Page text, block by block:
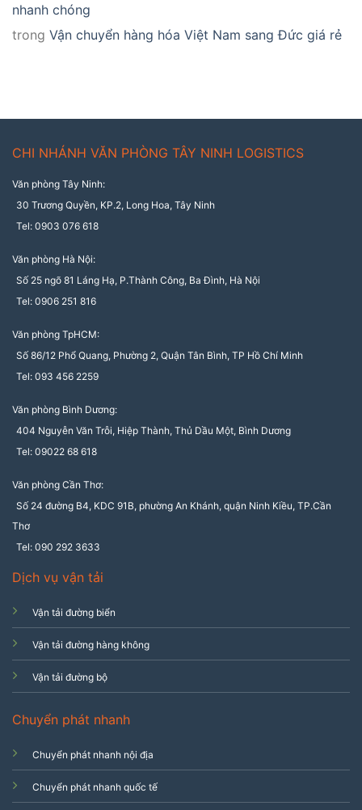
nhanh chóng
trong Vận chuyển hàng hóa Việt Nam sang Đức giá rẻ
CHI NHÁNH VĂN PHÒNG TÂY NINH LOGISTICS
Văn phòng Tây Ninh:
30 Trương Quyền, KP.2, Long Hoa, Tây Ninh
Tel: 0903 076 618
Văn phòng Hà Nội:
Số 25 ngõ 81 Láng Hạ, P.Thành Công, Ba Đình, Hà Nội
Tel: 0906 251 816
Văn phòng TpHCM:
Số 86/12 Phổ Quang, Phường 2, Quận Tân Bình, TP Hồ Chí Minh
Tel: 093 456 2259
Văn phòng Bình Dương:
404 Nguyễn Văn Trỗi, Hiệp Thành, Thủ Dầu Một, Bình Dương
Tel: 09022 68 618
Văn phòng Cần Thơ:
Số 24 đường B4, KDC 91B, phường An Khánh, quận Ninh Kiều, TP.Cần
Thơ
Tel: 090 292 3633
Dịch vụ vận tải
Vận tải đường biển
Vận tải đường hàng không
Vận tải đường bộ
Chuyển phát nhanh
Chuyển phát nhanh nội địa
Chuyển phát nhanh quốc tế